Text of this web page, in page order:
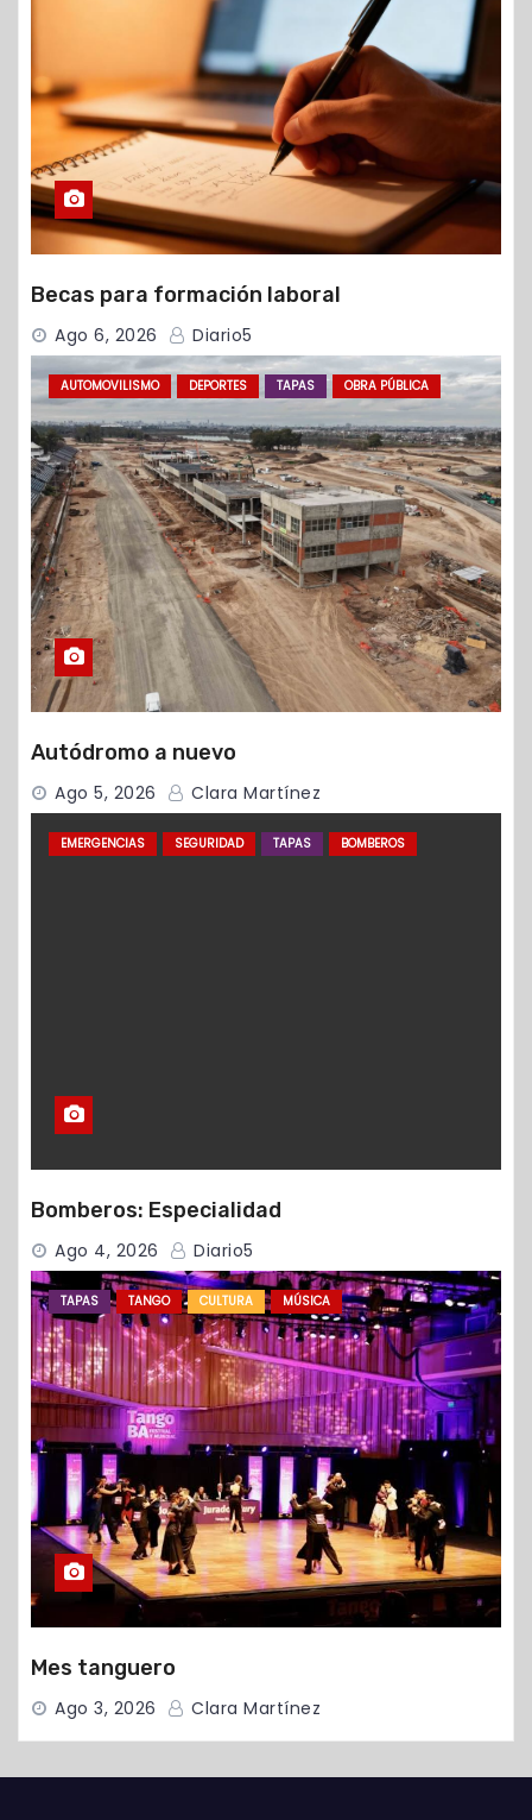
Becas para formación laboral
Ago 6, 2026 Diario5
AUTOMOVILISMO DEPORTES TAPAS OBRA PÚBLICA
Autódromo a nuevo
Ago 5, 2026 Clara Martínez
EMERGENCIAS SEGURIDAD TAPAS BOMBEROS
Bomberos: Especialidad
Ago 4, 2026 Diario5
TAPAS TANGO CULTURA MÚSICA
Mes tanguero
Ago 3, 2026 Clara Martínez